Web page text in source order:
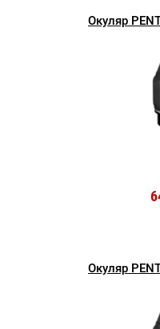
Окуляр
Окуляр